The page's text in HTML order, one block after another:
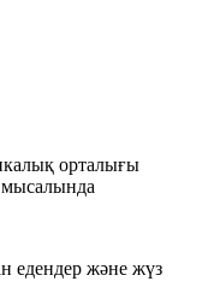
орталығы
едендер және жүз